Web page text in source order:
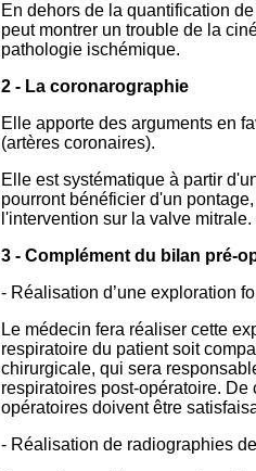
En dehors de la quantification
peut montrer un trouble de la
pathologie ischémique.
2 - La coronarographie
Elle apporte des arguments en
(artères coronaires).
Elle est systématique à partir
pourront bénéficier d'un
l'intervention sur la valve mitrale.
3 - Complément du bilan pré-
- Réalisation d’une exploration
Le médecin fera réaliser cette
respiratoire du patient soit
chirurgicale, qui sera
respiratoires post-opératoire.
opératoires doivent être
- Réalisation de radiographies